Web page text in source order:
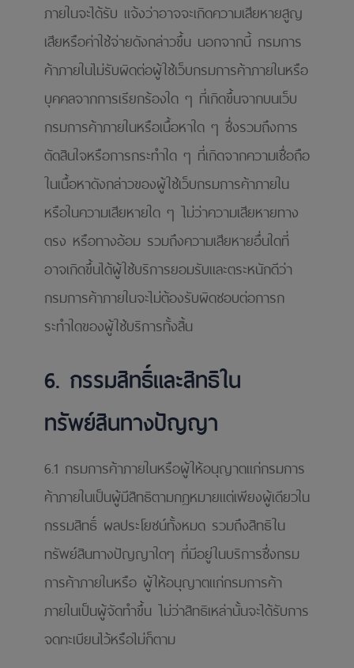
ภายในจะได้รับ แจ้งว่าอาจจะเกิดความเสียหายสูญ
เสียหรือค่าใช้จ่ายดังกล่าวขึ้น นอกจากนี้ กรมการ
ค้าภายในไม่รับผิดต่อผู้ใช้เว็บกรมการค้าภายในหรือ
บุคคลจากการเรียกร้องใด ๆ ที่เกิดขึ้นจากบนเว็บ
กรมการค้าภายในหรือเนื้อหาใด ๆ ซึ่งรวมถึงการ
ตัดสินใจหรือการกระทําใด ๆ ที่เกิดจากความเชื่อถือ
ในเนื้อหาดังกล่าวของผู้ใช้เว็บกรมการค้าภายใน
หรือในความเสียหายใด ๆ ไม่ว่าความเสียหายทาง
ตรง หรือทางอ้อม รวมถึงความเสียหายอื่นใดที่
อาจเกิดขึ้นได้ผู้ใช้บริการยอมรับและตระหนักดีว่า
กรมการค้าภายในจะไม่ต้องรับผิดชอบต่อการก
ระทําใดของผู้ใช้บริการทั้งสิ้น
6. กรรมสิทธิ์และสิทธิใน
ทรัพย์สินทางปัญญา
6.1 กรมการค้าภายในหรือผู้ให้อนุญาตแก่กรมการ
ค้าภายในเป็นผู้มีสิทธิตามกฎหมายแต่เพียงผู้เดียวใน
กรรมสิทธิ์ ผลประโยชน์ทั้งหมด รวมถึงสิทธิใน
ทรัพย์สินทางปัญญาใดๆ ที่มีอยู่ในบริการซึ่งกรม
การค้าภายในหรือ ผู้ให้อนุญาตแก่กรมการค้า
ภายในเป็นผู้จัดทําขึ้น ไม่ว่าสิทธิเหล่านั้นจะได้รับการ
จดทะเบียนไว้หรือไม่ก็ตาม